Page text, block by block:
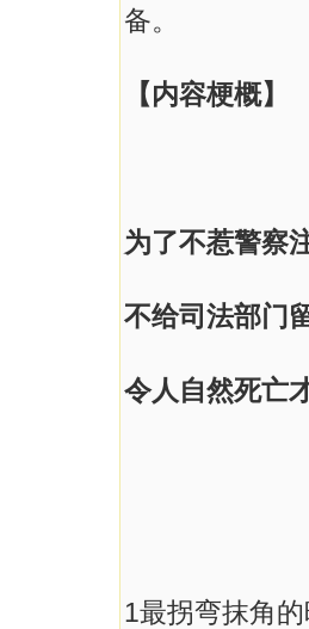
备。
【内容梗概】
为了不惹警察
不给司法部门
令人自然死亡
1最拐弯抹角